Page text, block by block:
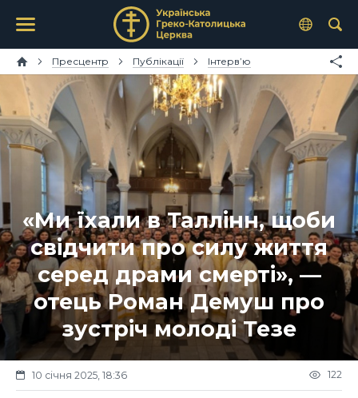
Пресцентр Публікації Інтерв’ю
«Ми їхали в Таллінн, щоби
свідчити про силу життя
серед драми смерті», —
отець Роман Демуш про
зустріч молоді Тезе
10 січня 2025, 18:36 122